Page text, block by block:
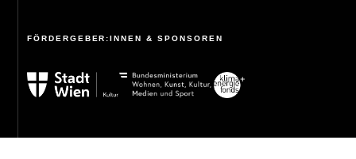
FÖRDERGEBER:INNEN & SPONSOREN